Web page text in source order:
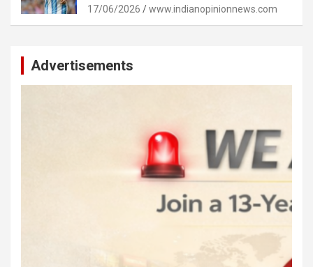
17/06/2026 www.indianopinionnews.com
Advertisements